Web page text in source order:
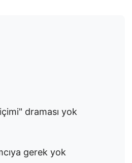
draması yok
gerek yok